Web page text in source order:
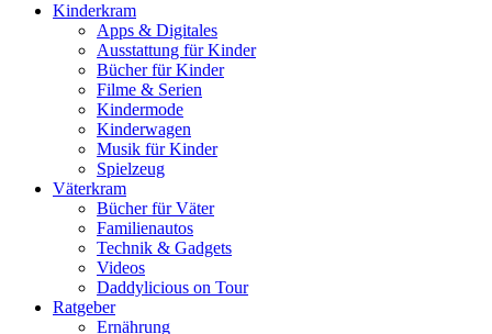
Kinderkram
Apps & Digitales
Ausstattung für Kinder
Bücher für Kinder
Filme & Serien
Kindermode
Kinderwagen
Musik für Kinder
Spielzeug
Väterkram
Bücher für Väter
Familienautos
Technik & Gadgets
Videos
Daddylicious on Tour
Ratgeber
Ernährung